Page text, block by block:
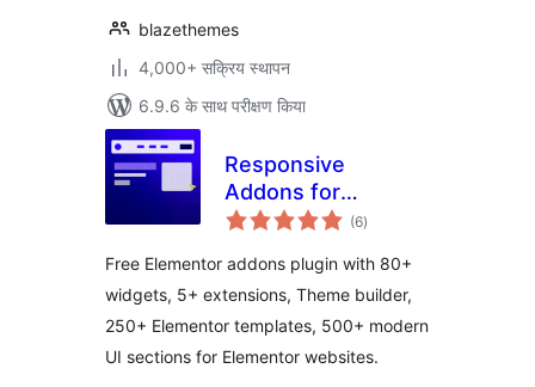
blazethemes
4,000+ सक्रिय स्थापन
6.9.6 के साथ परीक्षण किया
Responsive
Addons for
Elementor – Free
Kits and Elementor
Templates
(6कुल
दर)
Free Elementor addons plugin with 80+
widgets, 5+ extensions, Theme builder,
250+ Elementor templates, 500+ modern
UI sections for Elementor websites.